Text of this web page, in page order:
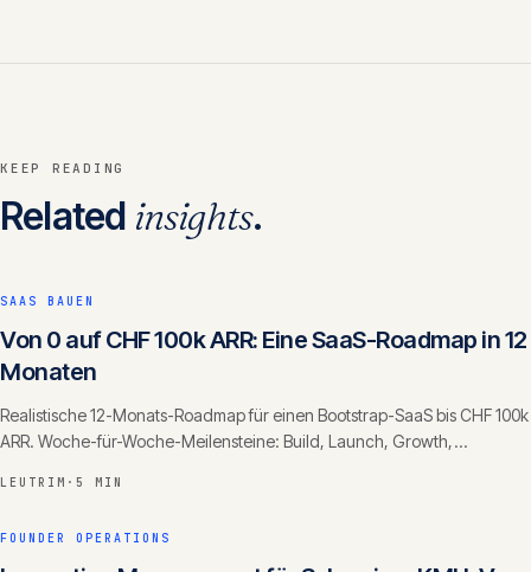
KEEP READING
Related insights.
SAAS BAUEN
Von 0 auf CHF 100k ARR: Eine SaaS-Roadmap in 12
Monaten
Realistische 12-Monats-Roadmap für einen Bootstrap-SaaS bis CHF 100k
ARR. Woche-für-Woche-Meilensteine: Build, Launch, Growth,
LEUTRIM · 5 MIN
FOUNDER OPERATIONS